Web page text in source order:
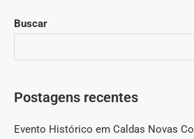
Buscar
Postagens recentes
Evento Histórico em Caldas Novas